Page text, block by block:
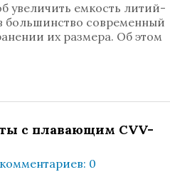
увеличить емкость литий-
большинство современный
их размера. Об этом
с плавающим CVV-
комментариев: 0